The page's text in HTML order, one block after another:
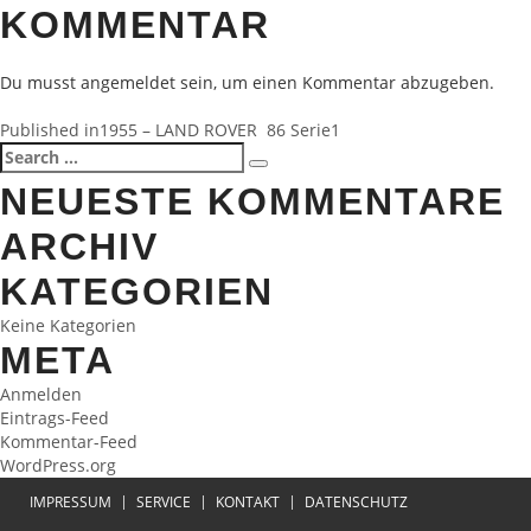
KOMMENTAR
Du musst angemeldet sein, um einen Kommentar abzugeben.
BEITRAGSNAVIGATION
Published in1955 – LAND ROVER 86 Serie1
Search
for:
Search
NEUESTE KOMMENTARE
ARCHIV
KATEGORIEN
Keine Kategorien
META
Anmelden
Eintrags-Feed
Kommentar-Feed
WordPress.org
IMPRESSUM SERVICE KONTAKT DATENSCHUTZ